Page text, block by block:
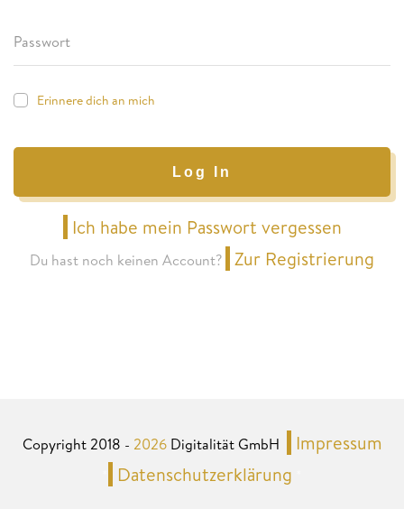
Erinnere dich an mich
Log In
Ich habe mein Passwort vergessen
Du hast noch keinen Account? Zur Registrierung
Copyright 2018 - 2026 Digitalität GmbH Impressum
Datenschutzerklärung